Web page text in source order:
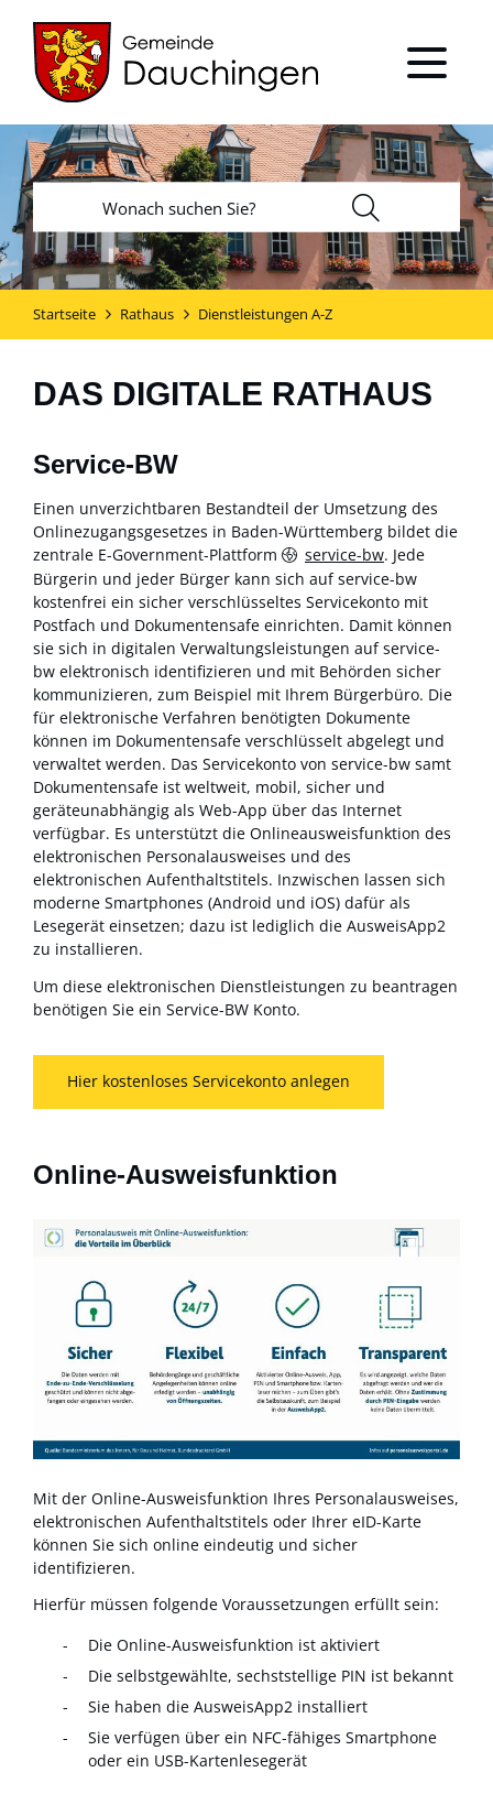
Startseite Rathaus Dienstleistungen A-Z
DAS DIGITALE RATHAUS
Service-BW
Einen unverzichtbaren Bestandteil der Umsetzung des
Onlinezugangsgesetzes in Baden-Württemberg bildet die
zentrale E-Government-Plattform
service-bw. Jede
Bürgerin und jeder Bürger kann sich auf service-bw
kostenfrei ein sicher verschlüsseltes Servicekonto mit
Postfach und Dokumentensafe einrichten. Damit können
sie sich in digitalen Verwaltungsleistungen auf service-
bw elektronisch identifizieren und mit Behörden sicher
kommunizieren, zum Beispiel mit Ihrem Bürgerbüro. Die
für elektronische Verfahren benötigten Dokumente
können im Dokumentensafe verschlüsselt abgelegt und
verwaltet werden. Das Servicekonto von service-bw samt
Dokumentensafe ist weltweit, mobil, sicher und
geräteunabhängig als Web-App über das Internet
verfügbar. Es unterstützt die Onlineausweisfunktion des
elektronischen Personalausweises und des
elektronischen Aufenthaltstitels. Inzwischen lassen sich
moderne Smartphones (Android und iOS) dafür als
Lesegerät einsetzen; dazu ist lediglich die AusweisApp2
zu installieren.
Um diese elektronischen Dienstleistungen zu beantragen
benötigen Sie ein Service-BW Konto.
Hier kostenloses Servicekonto anlegen
Online-Ausweisfunktion
Mit der Online-Ausweisfunktion Ihres Personalausweises,
elektronischen Aufenthaltstitels oder Ihrer eID-Karte
können Sie sich online eindeutig und sicher
identifizieren.
Hierfür müssen folgende Voraussetzungen erfüllt sein:
Die Online-Ausweisfunktion ist aktiviert
Die selbstgewählte, sechststellige PIN ist bekannt
Sie haben die AusweisApp2 installiert
Sie verfügen über ein NFC-fähiges Smartphone
oder ein USB-Kartenlesegerät